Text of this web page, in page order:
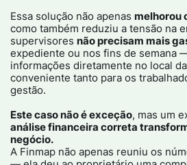
Essa solução não apenas melhorou
como também reduziu a tensão na
supervisores não precisam mais
expediente ou nos fins de semana
informações diretamente no local
conveniente tanto para os
gestão.
Este caso não é exceção, mas um
análise financeira correta
negócio.
A Finmap não apenas reuniu os